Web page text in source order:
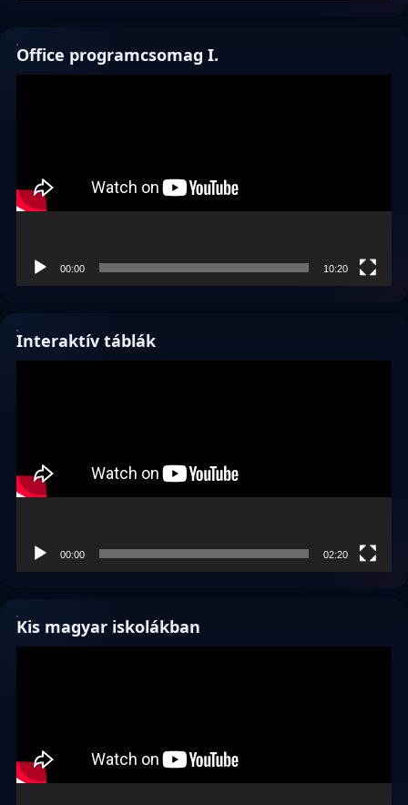
Office programcsomag I.
00:00 10:20
Interaktív táblák
00:00 02:20
Kis magyar iskolákban